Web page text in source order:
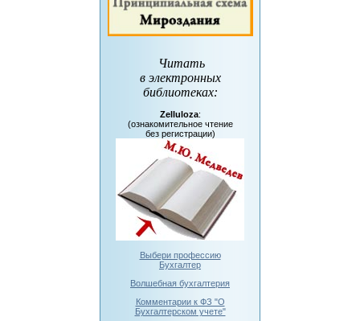
Читать
в электронных
библиотеках:
Zelluloza:
(ознакомительное чтение
без регистрации)
Выбери профессию
Бухгалтер
Волшебная бухгалтерия
Комментарии к ФЗ "О
Бухгалтерском учете"